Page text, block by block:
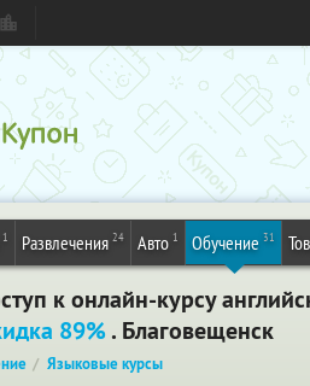
1 Развлечения 24 Авто 1 Обучение 31
к онлайн-курсу
89%. Благовещенск
Языковые курсы